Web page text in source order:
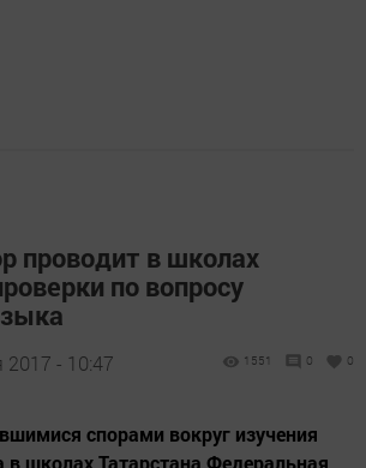
проводит в школах
по вопросу
2017 - 10:47 1551 0 0
спорами вокруг изучения